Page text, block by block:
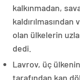
kalkınmadan,
olan ülkelerin
dedi.
Lavrov, üç
tarafından kan